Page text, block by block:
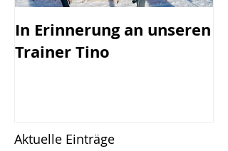
In Erinnerung an unseren
Trainer Tino
Aktuelle Einträge